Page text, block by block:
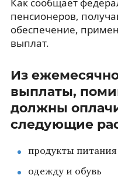
пенсионеров,
обеспечение,
выплат.
Из
выплаты,
должны
следующие
продукты
одежду и обувь